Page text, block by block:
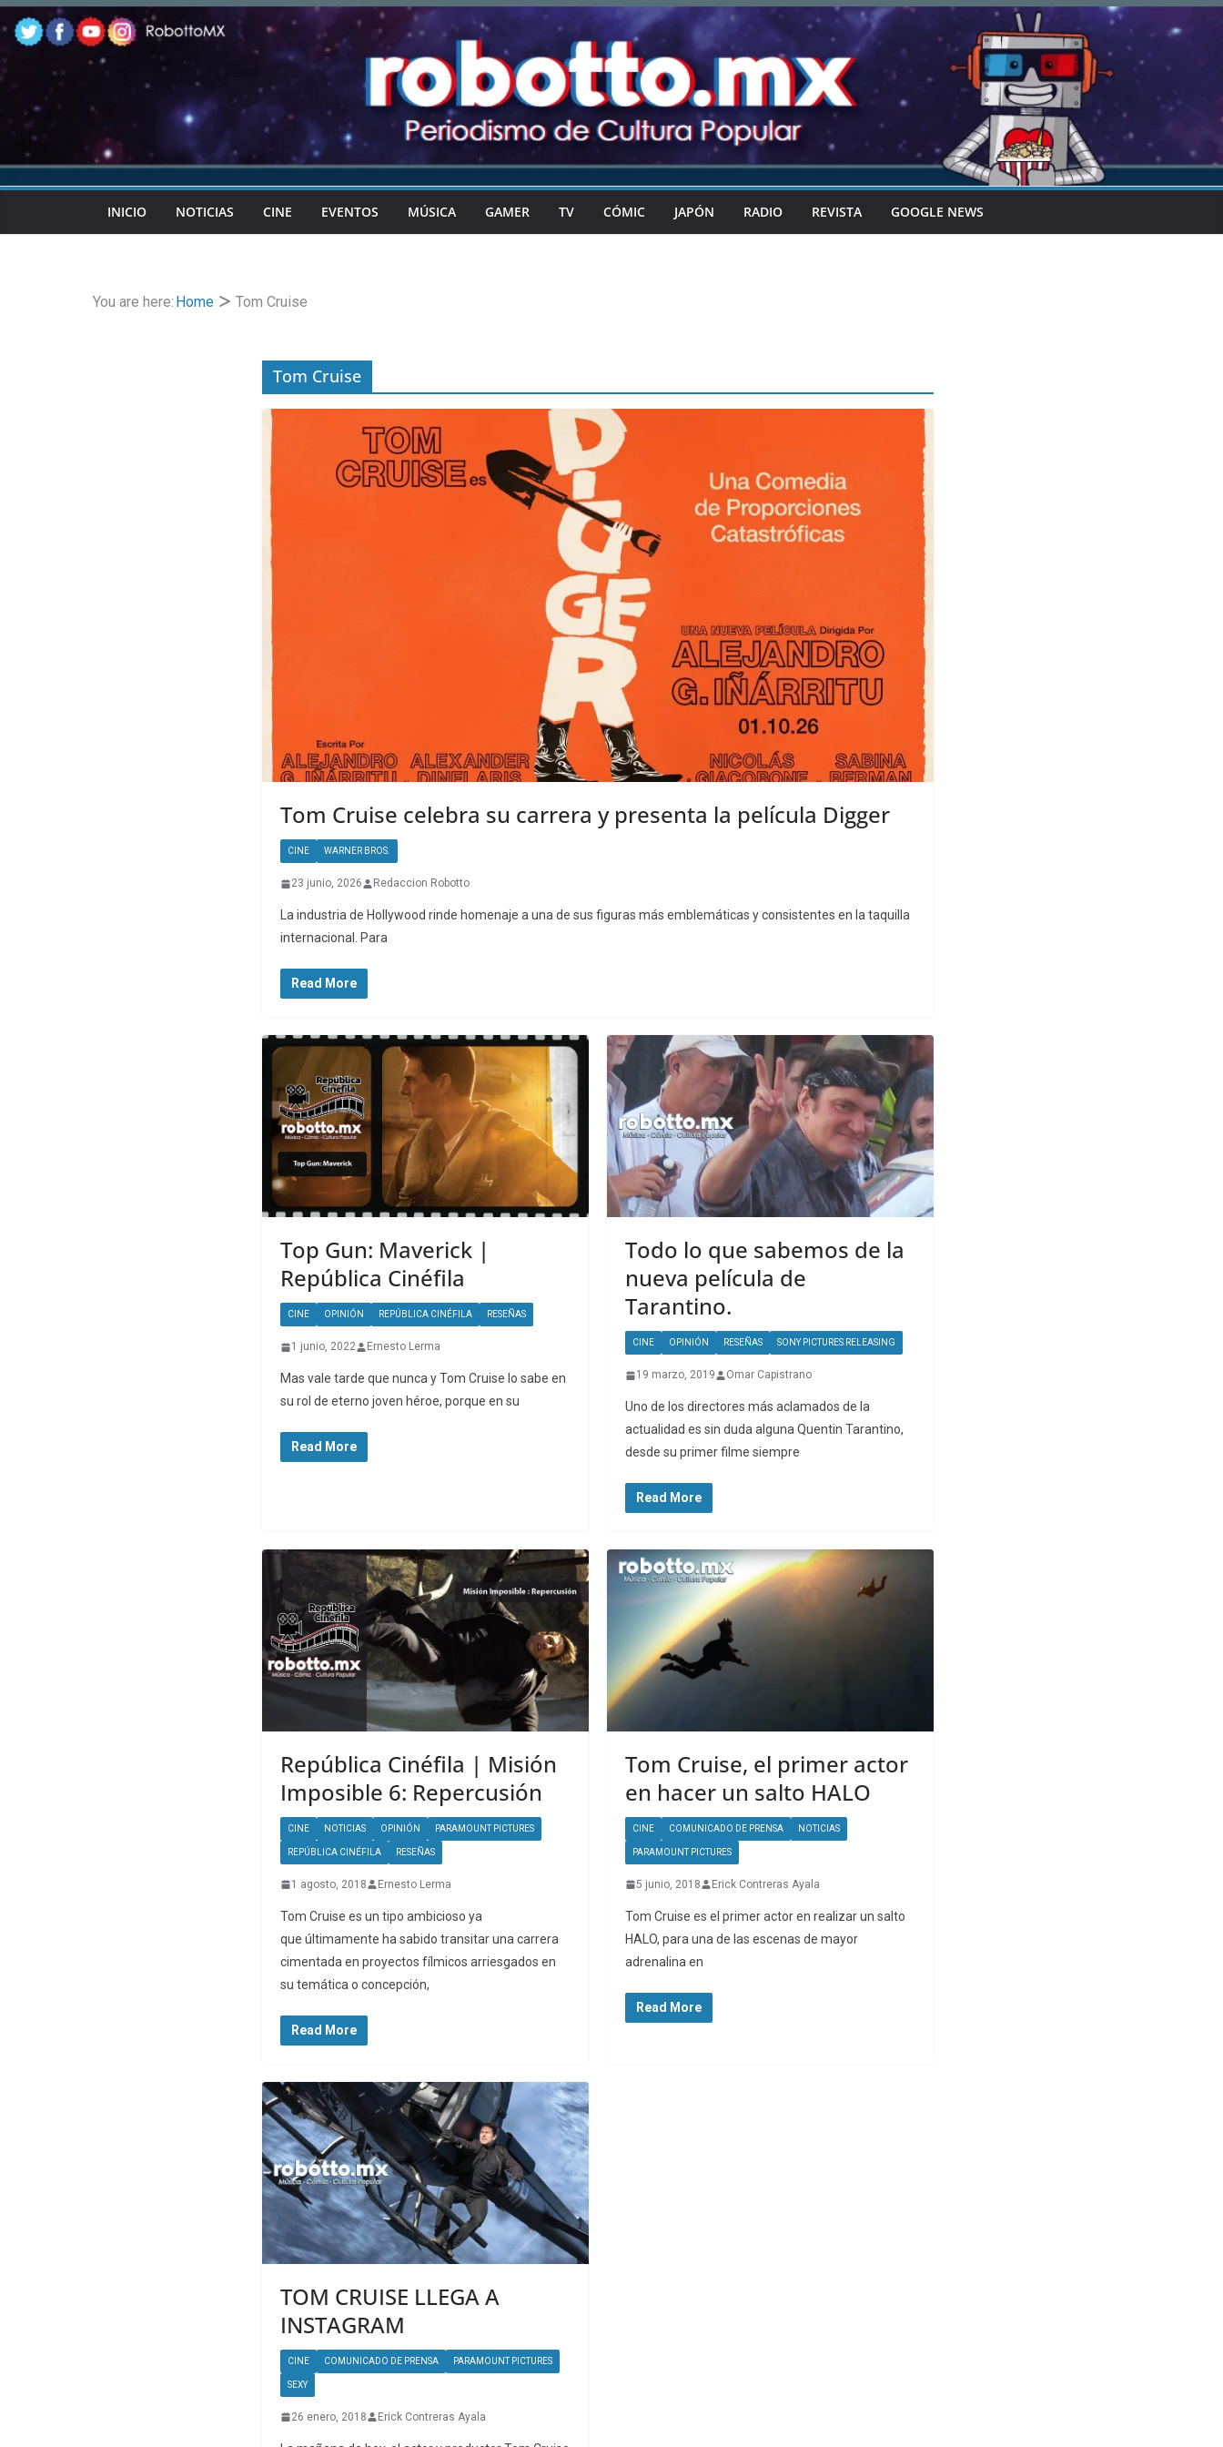
Skip
to
content
INICIO NOTICIAS CINE EVENTOS MÚSICA GAMER TV CÓMIC JAPÓN RADIO REVISTA GOOGLE NEWS
You are here: Home Tom Cruise
Tom Cruise
Tom Cruise celebra su carrera y presenta la película Digger
CINE WARNER BROS.
23 junio, 2026 Redaccion Robotto
La industria de Hollywood rinde homenaje a una de sus figuras más emblemáticas y consistentes en la taquilla
internacional. Para
Read More
Top Gun: Maverick |
República Cinéfila
CINE OPINIÓN REPÚBLICA CINÉFILA RESEÑAS
1 junio, 2022 Ernesto Lerma
Mas vale tarde que nunca y Tom Cruise lo sabe en
su rol de eterno joven héroe, porque en su
Read More
Todo lo que sabemos de la
nueva película de
Tarantino.
CINE OPINIÓN RESEÑAS SONY PICTURES RELEASING
19 marzo, 2019 Omar Capistrano
Uno de los directores más aclamados de la
actualidad es sin duda alguna Quentin Tarantino,
desde su primer filme siempre
Read More
República Cinéfila | Misión
Imposible 6: Repercusión
CINE NOTICIAS OPINIÓN PARAMOUNT PICTURES
REPÚBLICA CINÉFILA RESEÑAS
1 agosto, 2018 Ernesto Lerma
Tom Cruise es un tipo ambicioso ya
que últimamente ha sabido transitar una carrera
cimentada en proyectos fílmicos arriesgados en
su temática o concepción,
Read More
Tom Cruise, el primer actor
en hacer un salto HALO
CINE COMUNICADO DE PRENSA NOTICIAS
PARAMOUNT PICTURES
5 junio, 2018 Erick Contreras Ayala
Tom Cruise es el primer actor en realizar un salto
HALO, para una de las escenas de mayor
adrenalina en
Read More
TOM CRUISE LLEGA A
INSTAGRAM
CINE COMUNICADO DE PRENSA PARAMOUNT PICTURES
SEXY
26 enero, 2018 Erick Contreras Ayala